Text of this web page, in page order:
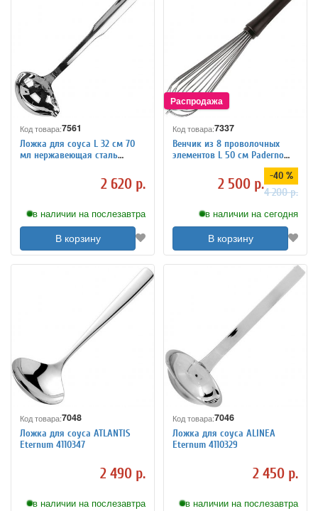
Код товара:7561
Ложка для соуса L 32 см 70
мл нержавеющая сталь
2 620 р.
в наличии на послезавтра
В корзину
Код товара:7337
Венчик из 8 проволочных
элементов L 50 см Paderno
2 500 р. -40 %
4 200 р.
в наличии на сегодня
В корзину
Код товара:7048
Ложка для соуса ATLANTIS
Eternum 4110347
2 490 р.
в наличии на послезавтра
Код товара:7046
Ложка для соуса ALINEA
Eternum 4110329
2 450 р.
в наличии на послезавтра